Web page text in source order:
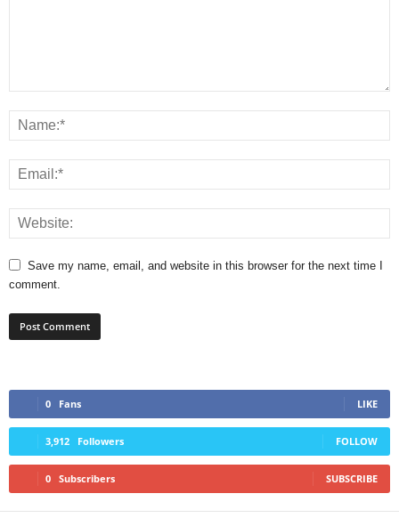
Save my name, email, and website in this browser for the next time I
comment.
0 Fans LIKE
3,912 Followers FOLLOW
0 Subscribers SUBSCRIBE